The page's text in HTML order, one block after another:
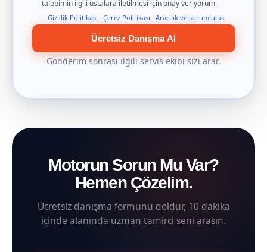
talebimin ilgili ustalara iletilmesi için onay veriyorum.
Gizlilik Politikası · Çerez Politikası · Aracılık ve sorumluluk
Ücretsiz Danışma Al
Gönderim sonrası ilgili servis ekibi sizi arar.
Motorun Sorun Mu Var?
Hemen Çözelim.
Ücretsiz danışma formunu doldur, 10 dakika
içinde alanında uzman tamirci seni arasın.